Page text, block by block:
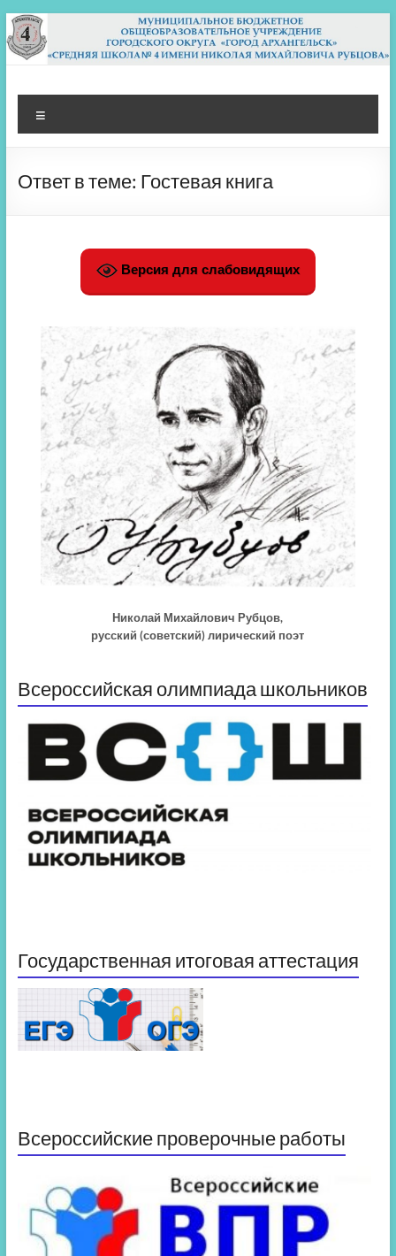
Перейти
к
содержимому
МБОУ СШ 4
Архангельск
Ответ в теме: Гостевая книга
Версия для слабовидящих
Николай Михайлович Рубцов,
русский (советский) лирический поэт
Всероссийская олимпиада школьников
Государственная итоговая аттестация
Всероссийские проверочные работы